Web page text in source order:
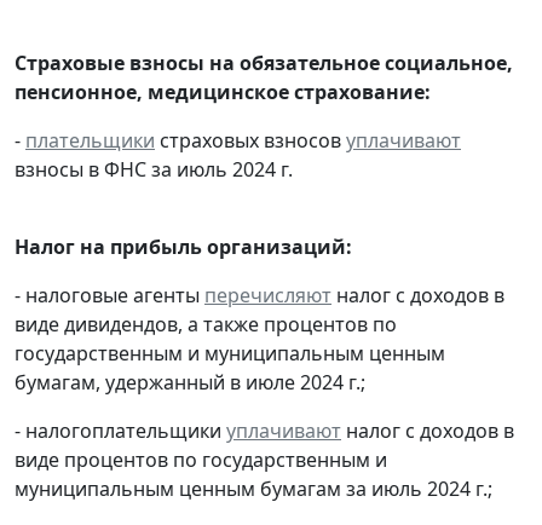
Страховые взносы на обязательное социальное,
пенсионное, медицинское страхование:
- плательщики страховых взносовуплачивают
взносы в ФНС за июль 2024 г.
Налог на прибыль организаций:
- налоговые агенты перечисляют налог с доходов в
виде дивидендов, а также процентов по
государственным и муниципальным ценным
бумагам, удержанный в июле 2024 г.;
- налогоплательщики уплачивают налог с доходов в
виде процентов по государственным и
муниципальным ценным бумагам за июль 2024 г.;